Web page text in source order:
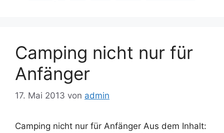
Camping nicht nur für
Anfänger
17. Mai 2013 von admin
Camping nicht nur für Anfänger Aus dem Inhalt: